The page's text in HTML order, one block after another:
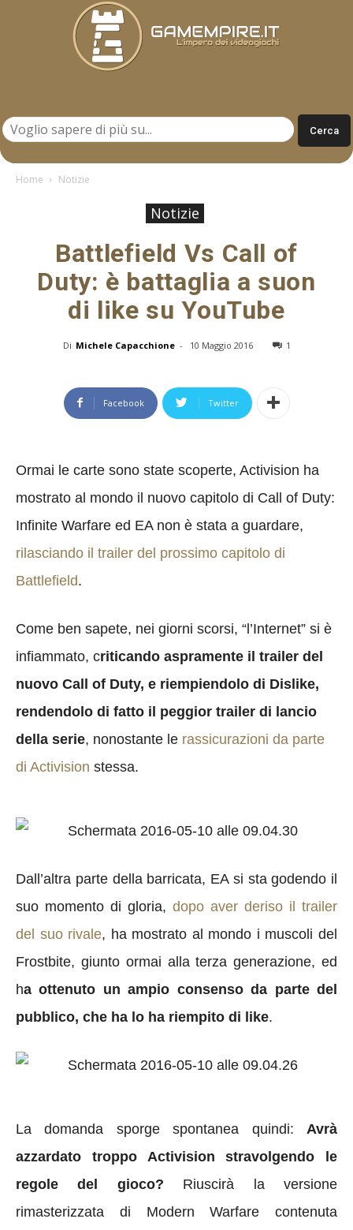
Home Notizie
Notizie
Battlefield Vs Call of
Duty: è battaglia a suon
di like su YouTube
Di Michele Capacchione - 10 Maggio 2016 1
Facebook Twitter
Ormai le carte sono state scoperte, Activision ha
mostrato al mondo il nuovo capitolo di Call of Duty:
Infinite Warfare ed EA non è stata a guardare,
rilasciando il trailer del prossimo capitolo di
Battlefield.
Come ben sapete, nei giorni scorsi, “l’Internet” si è
infiammato, criticando aspramente il trailer del
nuovo Call of Duty, e riempiendolo di Dislike,
rendendolo di fatto il peggior trailer di lancio
della serie, nonostante le rassicurazioni da parte
di Activision stessa.
Dall’altra parte della barricata, EA si sta godendo il
suo momento di gloria, dopo aver deriso il trailer
del suo rivale, ha mostrato al mondo i muscoli del
Frostbite, giunto ormai alla terza generazione, ed
ha ottenuto un ampio consenso da parte del
pubblico, che ha lo ha riempito di like.
La domanda sporge spontanea quindi: Avrà
azzardato troppo Activision stravolgendo le
regole del gioco? Riuscirà la versione
rimasterizzata di Modern Warfare contenuta